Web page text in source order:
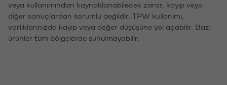
veya kullanımından kaynaklanabilecek zarar, kayıp veya
diğer sonuçlardan sorumlu değildir. TPW kullanımı,
varlıklarınızda kayıp veya değer düşüşüne yol açabilir. Bazı
ürünler tüm bölgelerde sunulmayabilir.